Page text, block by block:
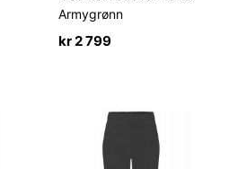
Armygrønn
kr 2 799